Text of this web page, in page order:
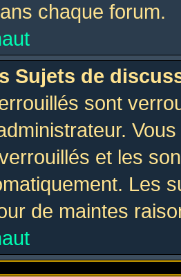
chaque forum.
Sujets de
sont
et les
Les
de maintes